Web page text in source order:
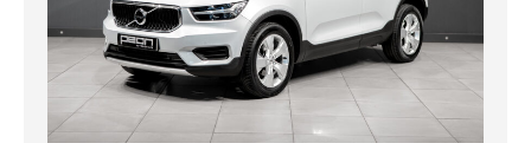
INICIAR SESIÓN